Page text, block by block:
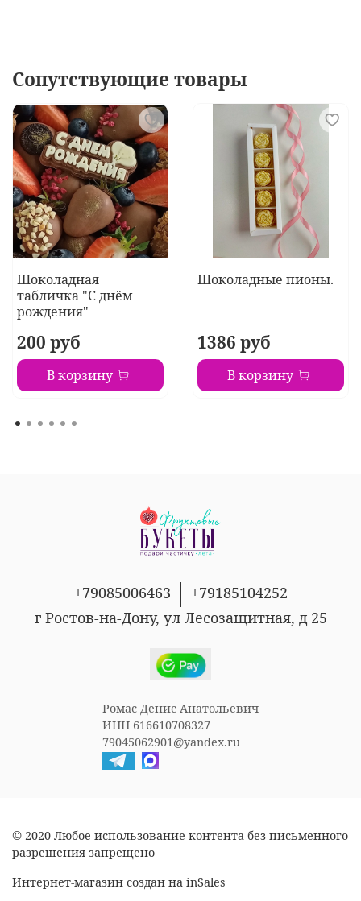
Сопутствующие товары
Шоколадная
табличка "С днём
рождения"
200 руб
В корзину
Шоколадные пионы.
1386 руб
В корзину
+79085006463
+79185104252
г Ростов-на-Дону, ул Лесозащитная, д 25
Ромас Денис Анатольевич
ИНН 616610708327
79045062901@yandex.ru
© 2020 Любое использование контента без письменного
разрешения запрещено
Интернет-магазин создан на inSales